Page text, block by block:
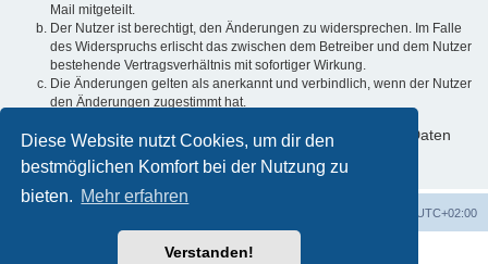
Diese Website nutzt Cookies, um dir den
bestmöglichen Komfort bei der Nutzung zu
bieten. Mehr erfahren
Verstanden!
Mail mitgeteilt.
Der Nutzer ist berechtigt, den Änderungen zu widersprechen. Im Falle
des Widerspruchs erlischt das zwischen dem Betreiber und dem Nutzer
bestehende Vertragsverhältnis mit sofortiger Wirkung.
Die Änderungen gelten als anerkannt und verbindlich, wenn der Nutzer
den Änderungen zugestimmt hat.
Informationen über den Umgang mit deinen persönlichen Daten
sind in der Datenschutzerklärung enthalten.
UTC+02:00
Powered byphpBB® Forum Software © phpBB Limited